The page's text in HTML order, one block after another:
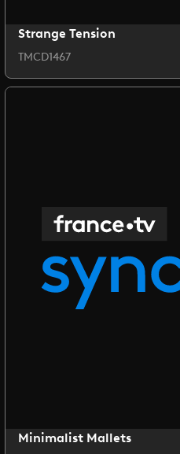
Strange Tension
TMCD1467
Minimalist Mallets